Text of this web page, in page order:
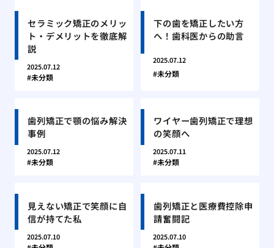
セラミック矯正のメリッ
ト・デメリットを徹底解
説
2025.07.12
未分類
下の歯を矯正したい方
へ！歯科医からの助言
2025.07.12
未分類
歯列矯正で顎の悩み解決
事例
2025.07.12
未分類
ワイヤー歯列矯正で理想
の笑顔へ
2025.07.11
未分類
見えない矯正で笑顔に自
信が持てた私
2025.07.10
歯列矯正と医療費控除申
請奮闘記
2025.07.10